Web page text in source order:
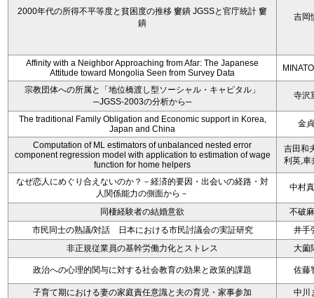
2000年代の所得不平等度と貧困度の推移 窶鐀 JGSSと官庁統計 窶
鐀
吉岡
Affinity with a Neighbor Approaching from Afar: The Japanese
Attitude toward Mongolia Seen from Survey Data
宗教団体への所属と「地位橋渡し型ソーシャル・キャピタル」
─JGSS-2003の分析から─
寺沢
The traditional Family Obligation and Economic support in Korea,
Japan and China
金
Computation of ML estimators of unbalanced nested error
component regression model with application to estimation of wage
function for home helpers
吉田和
利英,車
なぜ恋人にめぐり合えないのか？－経済的要因・出会いの経路・対
人関係能力の側面から－
中村
同棲経験者の結婚意欲
不破
市民同士の熟議/対話 日本における市民討議会の実証研究
井手
非正規従業員の基幹労働力化とストレス
大薗
政治への心理的関与に対する社会教育の効果と政策的課題 佐藤
子育て期における妻の家庭責任意識と夫の育児・家事参加 中川